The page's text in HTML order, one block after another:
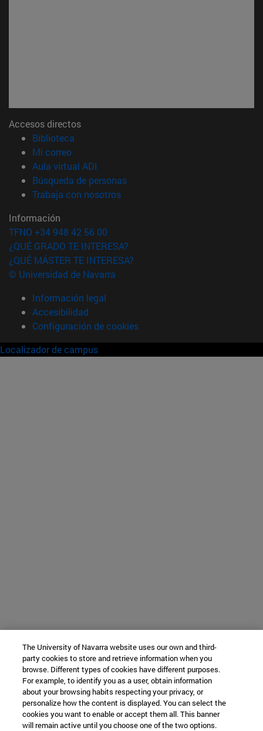
Accesos directos
Biblioteca
Mi correo(abre en nueva ventana)
Aula virtual ADI
Búsqueda de personas(abre en nueva ventana)
Trabaja con nosotros(abre en nueva ventana)
Información
TFNO +34 948 42 56 00
¿QUÉ GRADO TE INTERESA?
¿QUÉ MÁSTER TE INTERESA?
© Universidad de Navarra
Información legal
Accesibilidad
Configuración de cookies
Localizador de campus
The University of Navarra website uses our own and third-
party cookies to store and retrieve information when you
browse. Different types of cookies have different purposes.
For example, to identify you as a user, obtain information
about your browsing habits respecting your privacy, or
personalize how the content is displayed. You can select the
cookies you want to enable or accept them all. This banner
will remain active until you choose one of the two options.